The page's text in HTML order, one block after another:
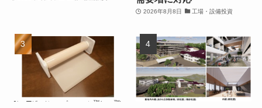
2026年8月8日 工場・設備投資